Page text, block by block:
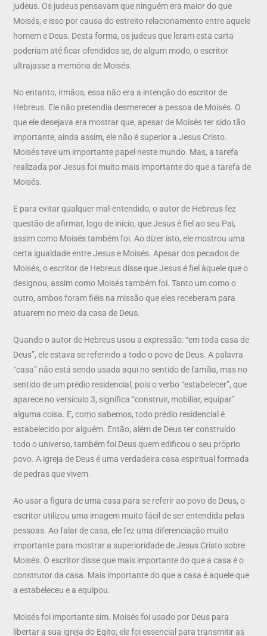
judeus. Os judeus pensavam que ninguém era maior do que
Moisés, e isso por causa do estreito relacionamento entre aquele
homem e Deus. Desta forma, os judeus que leram esta carta
poderiam até ficar ofendidos se, de algum modo, o escritor
ultrajasse a memória de Moisés.
No entanto, irmãos, essa não era a intenção do escritor de
Hebreus. Ele não pretendia desmerecer a pessoa de Moisés. O
que ele desejava era mostrar que, apesar de Moisés ter sido tão
importante, ainda assim, ele não é superior a Jesus Cristo.
Moisés teve um importante papel neste mundo. Mas, a tarefa
realizada por Jesus foi muito mais importante do que a tarefa de
Moisés.
E para evitar qualquer mal-entendido, o autor de Hebreus fez
questão de afirmar, logo de início, que Jesus é fiel ao seu Pai,
assim como Moisés também foi. Ao dizer isto, ele mostrou uma
certa igualdade entre Jesus e Moisés. Apesar dos pecados de
Moisés, o escritor de Hebreus disse que Jesus é fiel àquele que o
designou, assim como Moisés também foi. Tanto um como o
outro, ambos foram fiéis na missão que eles receberam para
atuarem no meio da casa de Deus.
Quando o autor de Hebreus usou a expressão: “em toda casa de
Deus”, ele estava se referindo a todo o povo de Deus. A palavra
“casa” não está sendo usada aqui no sentido de família, mas no
sentido de um prédio residencial, pois o verbo “estabelecer”, que
aparece no versículo 3, significa “construir, mobiliar, equipar”
alguma coisa. E, como sabemos, todo prédio residencial é
estabelecido por alguém. Então, além de Deus ter construído
todo o universo, também foi Deus quem edificou o seu próprio
povo. A igreja de Deus é uma verdadeira casa espiritual formada
de pedras que vivem.
Ao usar a figura de uma casa para se referir ao povo de Deus, o
escritor utilizou uma imagem muito fácil de ser entendida pelas
pessoas. Ao falar de casa, ele fez uma diferenciação muito
importante para mostrar a superioridade de Jesus Cristo sobre
Moisés. O escritor disse que mais importante do que a casa é o
construtor da casa. Mais importante do que a casa é aquele que
a estabeleceu e a equipou.
Moisés foi importante sim. Moisés foi usado por Deus para
libertar a sua igreja do Egito; ele foi essencial para transmitir as